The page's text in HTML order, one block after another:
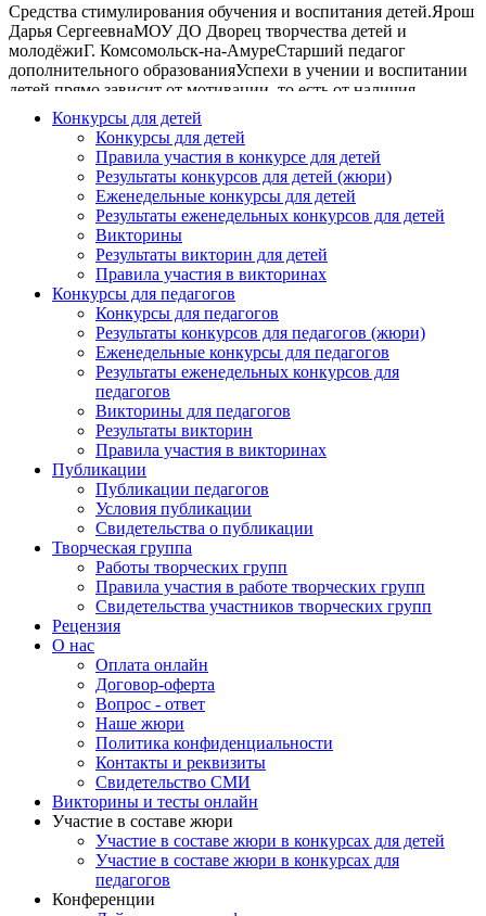
Средства стимулирования обучения и воспитания детей.Ярош
Дарья СергеевнаМОУ ДО Дворец творчества детей и
молодёжиГ. Комсомольск-на-АмуреСтарший педагог
дополнительного образованияУспехи в учении и воспитании
детей прямо зависит от мотивации, то есть от наличия
значимых и действенных стимулов к усвоению знаний, к
формированию умений и навыков, к приобретению
определённых личностных качеств. Наличие «природных»
способностей не является гарантией успеха ребёнка, так как
при отсутствии должной мотивации ребёнка он по
собственной инициативе не будет включаться ни в учебную
деятельность, ни в общение со сверственниками. В случае
отсутствия видимой мотивации имеющиеся задатки не
превращаются в способности, а личностное развитие идёт
гораздо медленнее, чем могло бы при более благоприятных
условиях. Такие условия должны обеспечивать максимальное
по силе самостоятельное стремление ребёнка к развитию,
которое в конечном счёте становится личной потребностью в
новых знаниях, умениях и навыках, в постоянном
персональном росте и самосовершенствованию. В обучении и
воспитании детей имеются значительные резервы, но на
практике они не полностью используются из-за
недостаточной мотивации, а иногда и из-за ряда объективных
причин, которые мешают процессу обучения ребёнка.
Например, в хореографическом коллективе иногда педагог из-
за большой загруженности концертными выступлениями
вынужден «выставлять» одних и тех же детей, а другим, ещё
не сумевшим раскрыть свои способности в полной мере,
детям уделяет меньше внимания, что не позволяет ребёнку
достигнуть определённого результата.Причин такого
состояния дел несколько. Во-первых, до конца не известны
все мотивы, в силу которых дети разного возраста с
различными индивидуальными способностями включаются в
процесс обучения, общения и оказывают заинтересованность
в приобретении новых личностных качеств, знаний, умений и
навыков.Во-вторых, среди самих детей существуют большие
индивидуальные различия, в силу которых, то что значимо
для одного, может не представлять интереса для другого.В-
третьих, сама мотивация, понимаемая как совокупность
актуально действующих мотивов, в разных ситуациях
различна. По этой причине то, что вполне подходит для
стимулирования в одних ситуациях, может быть
неприемлемым в других.Какие бы мотивы и интересы,
проявляющиеся в процессе обучения и воспитания детей, не
рассматривал педагог, все они в конечном счёте сводятся к
системе поощрения и наказания.Умелое сочетание поощрения
и наказания обеспечивает оптимальную мотивацию, которая с
Конкурсы для детей
Конкурсы для детей
Правила участия в конкурсе для детей
Результаты конкурсов для детей (жюри)
Еженедельные конкурсы для детей
Результаты еженедельных конкурсов для детей
Викторины
Результаты викторин для детей
Правила участия в викторинах
Конкурсы для педагогов
Конкурсы для педагогов
Результаты конкурсов для педагогов (жюри)
Еженедельные конкурсы для педагогов
Результаты еженедельных конкурсов для
педагогов
Викторины для педагогов
Результаты викторин
Правила участия в викторинах
Публикации
Публикации педагогов
Условия публикации
Свидетельства о публикации
Творческая группа
Работы творческих групп
Правила участия в работе творческих групп
Свидетельства участников творческих групп
Рецензия
О нас
Оплата онлайн
Договор-оферта
Вопрос - ответ
Наше жюри
Политика конфиденциальности
Контакты и реквизиты
Свидетельство СМИ
Викторины и тесты онлайн
Участие в составе жюри
Участие в составе жюри в конкурсах для детей
Участие в составе жюри в конкурсах для
педагогов
Конференции